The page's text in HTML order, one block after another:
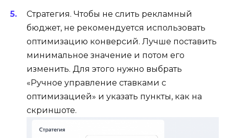
Стратегия. Чтобы не слить рекламный
бюджет, не рекомендуется использовать
оптимизацию конверсий. Лучше поставить
минимальное значение и потом его
изменить. Для этого нужно выбрать
«Ручное управление ставками с
оптимизацией» и указать пункты, как на
скриншоте.